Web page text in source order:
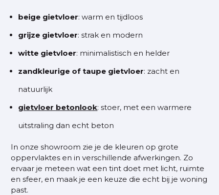
beige gietvloer: warm en tijdloos
grijze gietvloer: strak en modern
witte gietvloer: minimalistisch en helder
zandkleurige of taupe gietvloer: zacht en
natuurlijk
gietvloer betonlook: stoer, met een warmere
uitstraling dan echt beton
In onze showroom zie je de kleuren op grote
oppervlaktes en in verschillende afwerkingen. Zo
ervaar je meteen wat een tint doet met licht, ruimte
en sfeer, en maak je een keuze die echt bij je woning
past.